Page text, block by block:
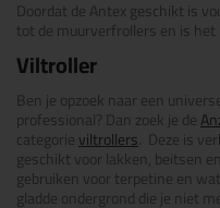
Doordat de Antex geschikt is
tot de muurverfrollers en is
Viltroller
Ben je opzoek naar een
professional? Dan zoek je de
categorieviltrollers. Deze is
geschikt voor lakken, beitsen
gebruiken voor terpetine en
gladde ondergrond die je niet